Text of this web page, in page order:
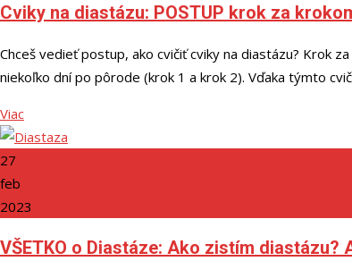
Cviky na diastázu: POSTUP krok za
Chceš vedieť postup, ako cvičiť cviky na diastázu? Krok
niekoľko dní po pôrode (krok 1 a krok 2). Vďaka týmto
Viac
27
feb
2023
VŠETKO o Diastáze: Ako zistím diastázu?